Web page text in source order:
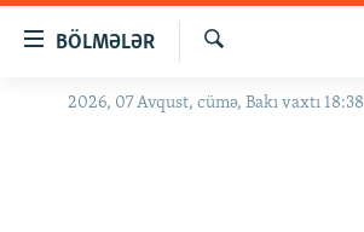
BÖLMƏLƏR
GÜNDƏM
Axtar
2026, 07 Avqust, cümə, Bakı vaxtı 18:38